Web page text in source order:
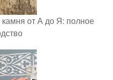
от А до Я: полное